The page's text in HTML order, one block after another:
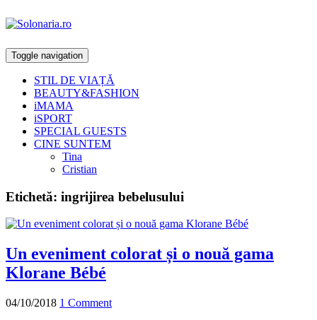
Toggle navigation
STIL DE VIAȚĂ
BEAUTY&FASHION
iMAMA
iSPORT
SPECIAL GUESTS
CINE SUNTEM
Tina
Cristian
Etichetă: ingrijirea bebelusului
Un eveniment colorat și o nouă gama
Klorane Bébé
04/10/2018 1 Comment